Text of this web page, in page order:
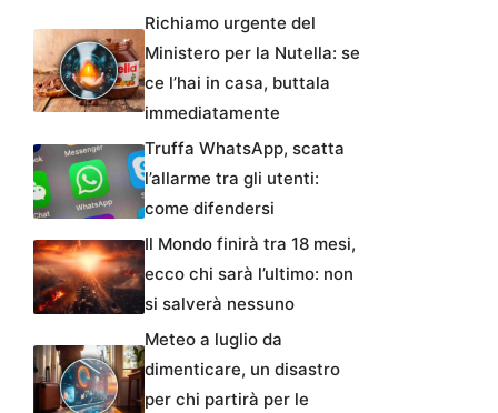
Richiamo urgente del
Ministero per la Nutella: se
ce l’hai in casa, buttala
immediatamente
Truffa WhatsApp, scatta
l’allarme tra gli utenti:
come difendersi
Il Mondo finirà tra 18 mesi,
ecco chi sarà l’ultimo: non
si salverà nessuno
Meteo a luglio da
dimenticare, un disastro
per chi partirà per le